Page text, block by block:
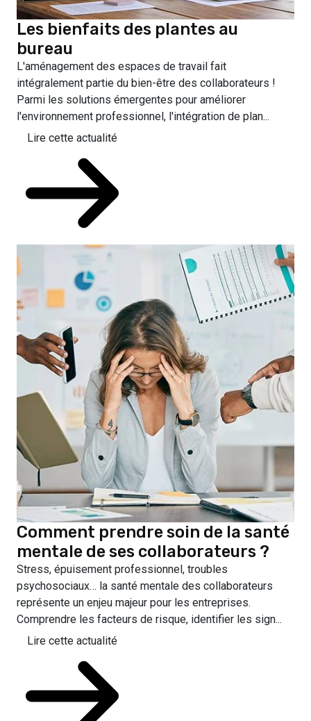
Les bienfaits des plantes au
bureau
L'aménagement des espaces de travail fait
intégralement partie du bien-être des collaborateurs !
Parmi les solutions émergentes pour améliorer
l'environnement professionnel, l'intégration de plan...
Lire cette actualité
Comment prendre soin de la santé
mentale de ses collaborateurs ?
Stress, épuisement professionnel, troubles
psychosociaux… la santé mentale des collaborateurs
représente un enjeu majeur pour les entreprises.
Comprendre les facteurs de risque, identifier les sign...
Lire cette actualité